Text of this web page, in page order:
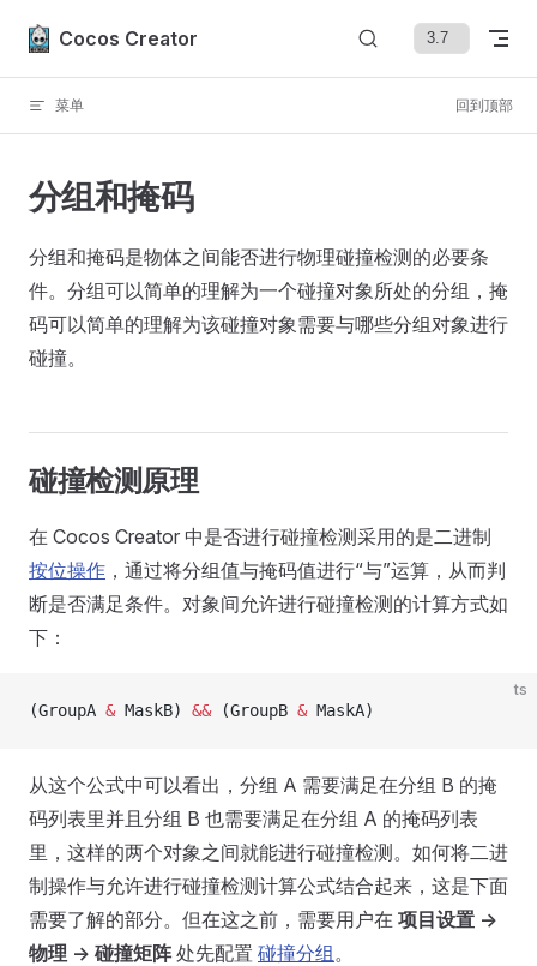
Skip to content
Cocos Creator
菜单 回到顶部
分组和掩码
分组和掩码是物体之间能否进行物理碰撞检测的必要条
件。分组可以简单的理解为一个碰撞对象所处的分组，掩
码可以简单的理解为该碰撞对象需要与哪些分组对象进行
碰撞。
碰撞检测原理
在 Cocos Creator 中是否进行碰撞检测采用的是二进制
按位操作 ，通过将分组值与掩码值进行“与”运算，从而判
断是否满足条件。对象间允许进行碰撞检测的计算方式如
下：
ts
(GroupA & MaskB) && (GroupB & MaskA)
从这个公式中可以看出，分组 A 需要满足在分组 B 的掩
码列表里并且分组 B 也需要满足在分组 A 的掩码列表
里，这样的两个对象之间就能进行碰撞检测。如何将二进
制操作与允许进行碰撞检测计算公式结合起来，这是下面
需要了解的部分。但在这之前，需要用户在 项目设置 ->
物理 -> 碰撞矩阵处先配置 碰撞分组。